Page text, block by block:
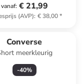
vanaf: € 21,99
(AVP): € 38,00*
Converse
meerkleurig
-40%